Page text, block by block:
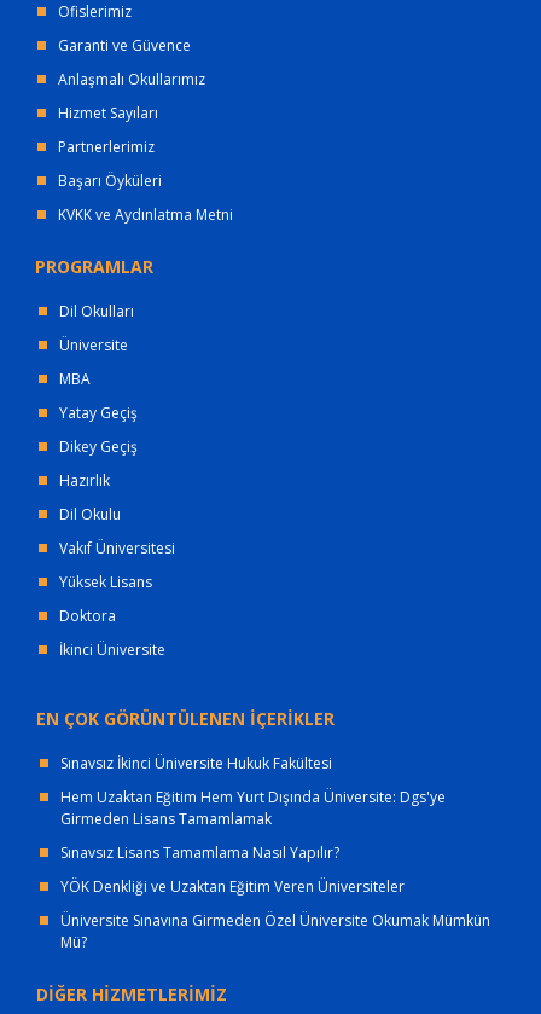
Ofislerimiz
Garanti ve Güvence
Anlaşmalı Okullarımız
Hizmet Sayıları
Partnerlerimiz
Başarı Öyküleri
KVKK ve Aydınlatma Metni
PROGRAMLAR
Dil Okulları
Üniversite
MBA
Yatay Geçiş
Dikey Geçiş
Hazırlık
Dil Okulu
Vakıf Üniversitesi
Yüksek Lisans
Doktora
İkinci Üniversite
EN ÇOK GÖRÜNTÜLENEN İÇERİKLER
Sınavsız İkinci Üniversite Hukuk Fakültesi
Hem Uzaktan Eğitim Hem Yurt Dışında Üniversite: Dgs'ye
Girmeden Lisans Tamamlamak
Sınavsız Lisans Tamamlama Nasıl Yapılır?
YÖK Denkliği ve Uzaktan Eğitim Veren Üniversiteler
Üniversite Sınavına Girmeden Özel Üniversite Okumak Mümkün
Mü?
DİĞER HİZMETLERİMİZ